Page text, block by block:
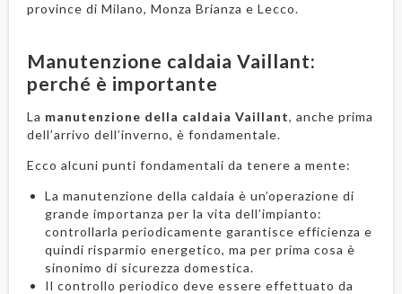
province di Milano, Monza Brianza e Lecco.
Manutenzione caldaia Vaillant:
perché è importante
La manutenzione della caldaia Vaillant, anche prima
dell’arrivo dell’inverno, è fondamentale.
Ecco alcuni punti fondamentali da tenere a mente:
La manutenzione della caldaia è un’operazione di
grande importanza per la vita dell’impianto:
controllarla periodicamente garantisce efficienza e
quindi risparmio energetico, ma per prima cosa è
sinonimo di sicurezza domestica.
Il controllo periodico deve essere effettuato da